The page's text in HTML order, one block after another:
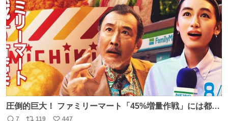
数
圧倒的巨大！ ファミリーマート「45%増量作戦」には都市
伝説が隠されている、のかもしれない。 web-
7 119
447